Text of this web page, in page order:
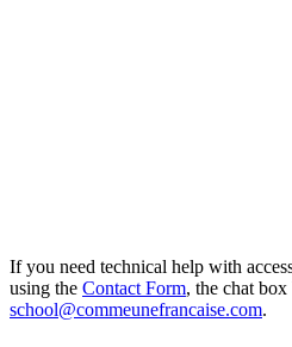
If you need technical help with
using the Contact Form, the chat
school@commeunefrancaise.com.